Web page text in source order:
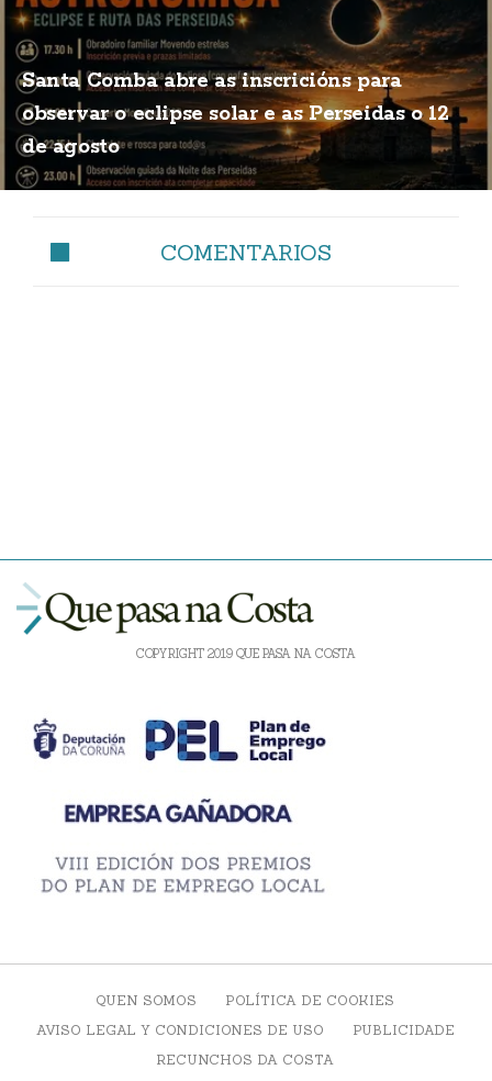
Santa Comba abre as inscricións para
observar o eclipse solar e as Perseidas o 12
de agosto
COMENTARIOS
COPYRIGHT 2019 QUE PASA NA COSTA
QUEN SOMOS
POLÍTICA DE COOKIES
AVISO LEGAL Y CONDICIONES DE USO
PUBLICIDADE
RECUNCHOS DA COSTA